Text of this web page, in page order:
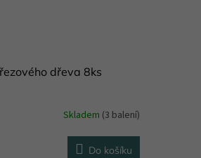
dřeva 8ks
Skladem (3 balení)
Do košíku